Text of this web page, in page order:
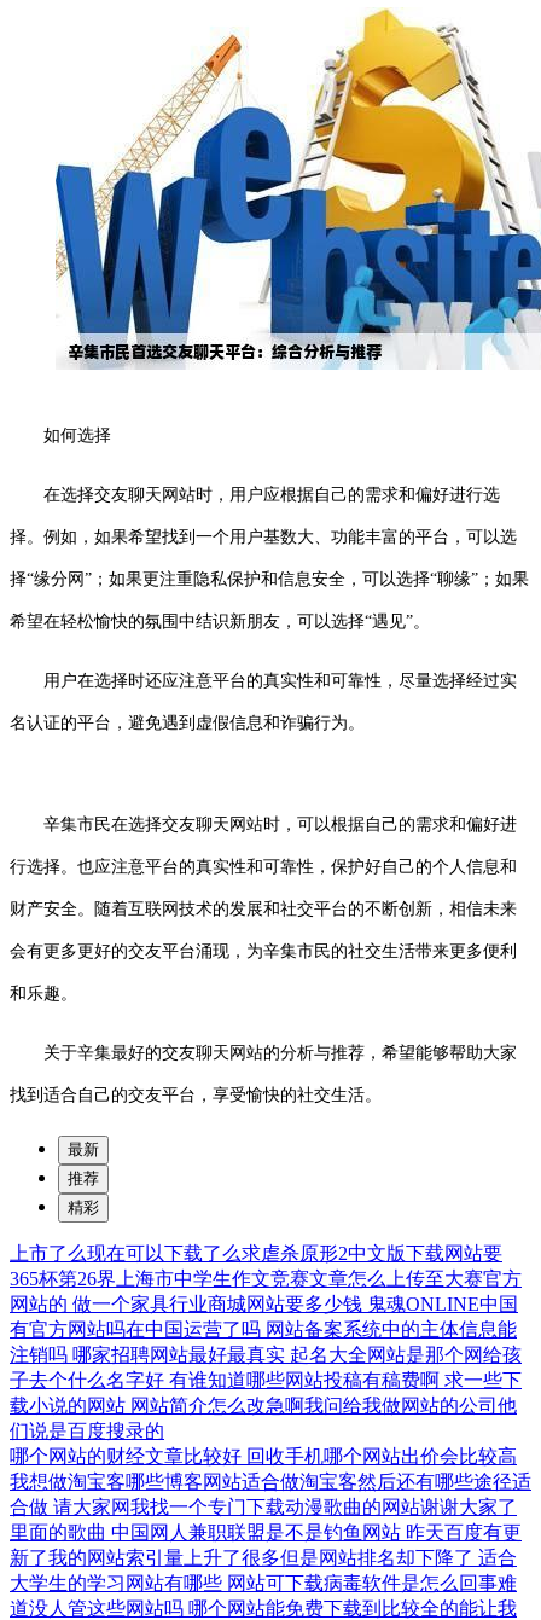
如何选择
在选择交友聊天网站时，用户应根据自己的需求和偏好进行选
择。例如，如果希望找到一个用户基数大、功能丰富的平台，可以选
择“缘分网”；如果更注重隐私保护和信息安全，可以选择“聊缘”；如果
希望在轻松愉快的氛围中结识新朋友，可以选择“遇见”。
用户在选择时还应注意平台的真实性和可靠性，尽量选择经过实
名认证的平台，避免遇到虚假信息和诈骗行为。
辛集市民在选择交友聊天网站时，可以根据自己的需求和偏好进
行选择。也应注意平台的真实性和可靠性，保护好自己的个人信息和
财产安全。随着互联网技术的发展和社交平台的不断创新，相信未来
会有更多更好的交友平台涌现，为辛集市民的社交生活带来更多便利
和乐趣。
关于辛集最好的交友聊天网站的分析与推荐，希望能够帮助大家
找到适合自己的交友平台，享受愉快的社交生活。
最新
推荐
精彩
上市了么现在可以下载了么求虐杀原形2中文版下载网站要
365杯第26界上海市中学生作文竞赛文章怎么上传至大赛官方
网站的 做一个家具行业商城网站要多少钱 鬼魂ONLINE中国
有官方网站吗在中国运营了吗 网站备案系统中的主体信息能
注销吗 哪家招聘网站最好最真实 起名大全网站是那个网给孩
子去个什么名字好 有谁知道哪些网站投稿有稿费啊 求一些下
载小说的网站 网站简介怎么改急啊我问给我做网站的公司他
们说是百度搜录的
哪个网站的财经文章比较好 回收手机哪个网站出价会比较高
我想做淘宝客哪些博客网站适合做淘宝客然后还有哪些途径适
合做 请大家网我找一个专门下载动漫歌曲的网站谢谢大家了
里面的歌曲 中国网人兼职联盟是不是钓鱼网站 昨天百度有更
新了我的网站索引量上升了很多但是网站排名却下降了 适合
大学生的学习网站有哪些 网站可下载病毒软件是怎么回事难
道没人管这些网站吗 哪个网站能免费下载到比较全的能让我